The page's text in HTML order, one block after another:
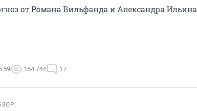
от Романа Вильфанда и Александра Ильина
164 744 17